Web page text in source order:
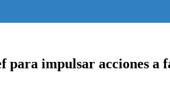
impulsar acciones a